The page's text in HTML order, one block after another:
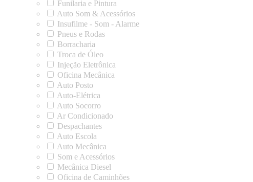
Funilaria e Pintura
Auto Som & Acessórios
Insufilme - Som - Alarme
Pneus e Rodas
Borracharia
Troca de Óleo
Injeção Eletrônica
Oficina Mecânica
Auto Posto
Auto-Elétrica
Auto Socorro
Ar Condicionado
Despachantes
Auto Escola
Auto Mecânica
Som e Acessórios
Mecânica Diesel
Oficina de Caminhões